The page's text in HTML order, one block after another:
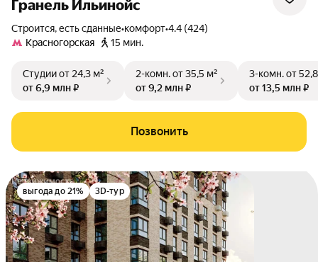
Гранель Ильинойс
Строится, есть сданные•комфорт•4.4 (424)
Красногорская
15 мин.
Студииот 24,3 м²
от 6,9 млн ₽
2-комн.от 35,5 м²
от 9,2 млн ₽
3-комн.от
от 13,5 млн ₽
Позвонить
выгода до 21% 3D-тур